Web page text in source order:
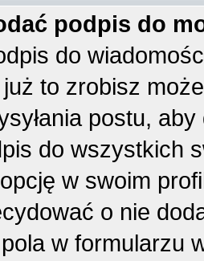
podpis do
do
już to zrobisz
postu,
do wszystkich
w swoim
o nie
w formularzu